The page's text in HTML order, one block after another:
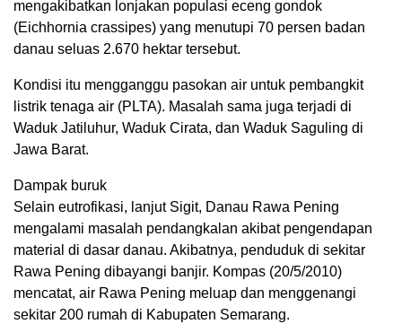
mengakibatkan lonjakan populasi eceng gondok
(Eichhornia crassipes) yang menutupi 70 persen badan
danau seluas 2.670 hektar tersebut.
Kondisi itu mengganggu pasokan air untuk pembangkit
listrik tenaga air (PLTA). Masalah sama juga terjadi di
Waduk Jatiluhur, Waduk Cirata, dan Waduk Saguling di
Jawa Barat.
Dampak buruk
Selain eutrofikasi, lanjut Sigit, Danau Rawa Pening
mengalami masalah pendangkalan akibat pengendapan
material di dasar danau. Akibatnya, penduduk di sekitar
Rawa Pening dibayangi banjir. Kompas (20/5/2010)
mencatat, air Rawa Pening meluap dan menggenangi
sekitar 200 rumah di Kabupaten Semarang.